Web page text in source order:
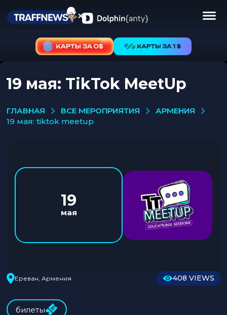
19 мая: TikTok MeetUp
ГЛАВНАЯ ВСЕ МЕРОПРИЯТИЯ
АРМЕНИЯ
19 мая: tiktok meetup
19
мая
Ереван, Армения 408 VIEWS
билеты